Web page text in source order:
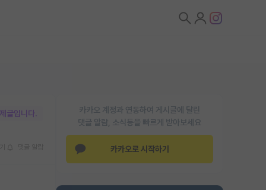
카카오 계정과 연동하여 게시글에 달린
댓글 알람, 소식등을 빠르게 받아보세요
카카오로 시작하기
글입니다.